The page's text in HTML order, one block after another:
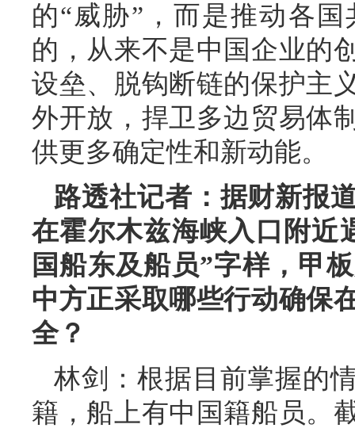
的“威胁”，而是推动各
的，从来不是中国企业的
设垒、脱钩断链的保护主
外开放，捍卫多边贸易体
供更多确定性和新动能。
路透社记者：据财新报
在霍尔木兹海峡入口附近
国船东及船员”字样，甲
中方正采取哪些行动确保
全？
林剑：根据目前掌握的
籍，船上有中国籍船员。